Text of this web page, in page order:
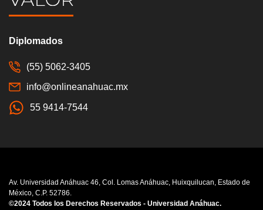
Diplomados
(55) 5062-3405
info@onlineanahuac.mx
55 9414-7544
Av. Universidad Anáhuac 46, Col. Lomas Anáhuac, Huixquilucan, Estado de
México, C.P. 52786.
©2024 Todos los Derechos Reservados - Universidad Anáhuac.